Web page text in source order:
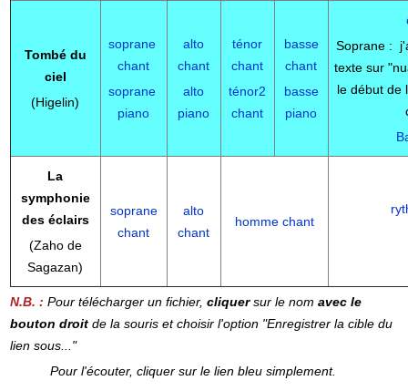
Tombé du
ciel
(Higelin)
soprane
chant
soprane
piano
alto
chant
alto
piano
ténor
chant
ténor2
chant
basse
chant
basse
piano
Soprane :
texte sur
le début de
La
symphonie
des éclairs
(Zaho de
Sagazan)
soprane
chant
alto
chant
homme chant
N.B. : Pour télécharger un fichier, cliquersur le nom avec le
bouton droit de la souris et choisir l'option "Enregistrer la cible du
lien sous..."
Pour l'écouter, cliquer sur le lien bleu simplement.